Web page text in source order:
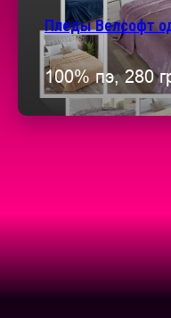
Пледы Велсофт
100% пэ, 280